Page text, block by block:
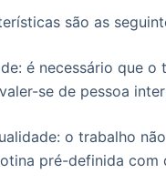
são as
é necessário que
se de pessoa
o trabalho
pré-definida com